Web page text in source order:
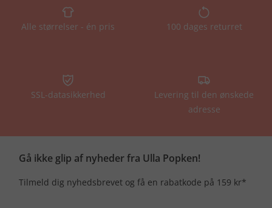
Alle størrelser - én pris 100 dages returret
SSL-datasikkerhed
Levering til den ønskede
adresse
Gå ikke glip af nyheder fra Ulla Popken!
Tilmeld dig nyhedsbrevet og få en rabatkode på 159 kr*